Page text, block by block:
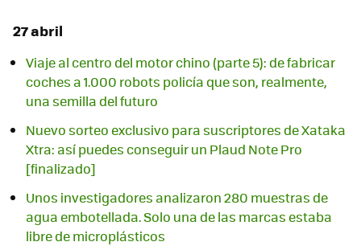
27 abril
Viaje al centro del motor chino (parte 5): de fabricar
coches a 1.000 robots policía que son, realmente,
una semilla del futuro
Nuevo sorteo exclusivo para suscriptores de Xataka
Xtra: así puedes conseguir un Plaud Note Pro
[finalizado]
Unos investigadores analizaron 280 muestras de
agua embotellada. Solo una de las marcas estaba
libre de microplásticos